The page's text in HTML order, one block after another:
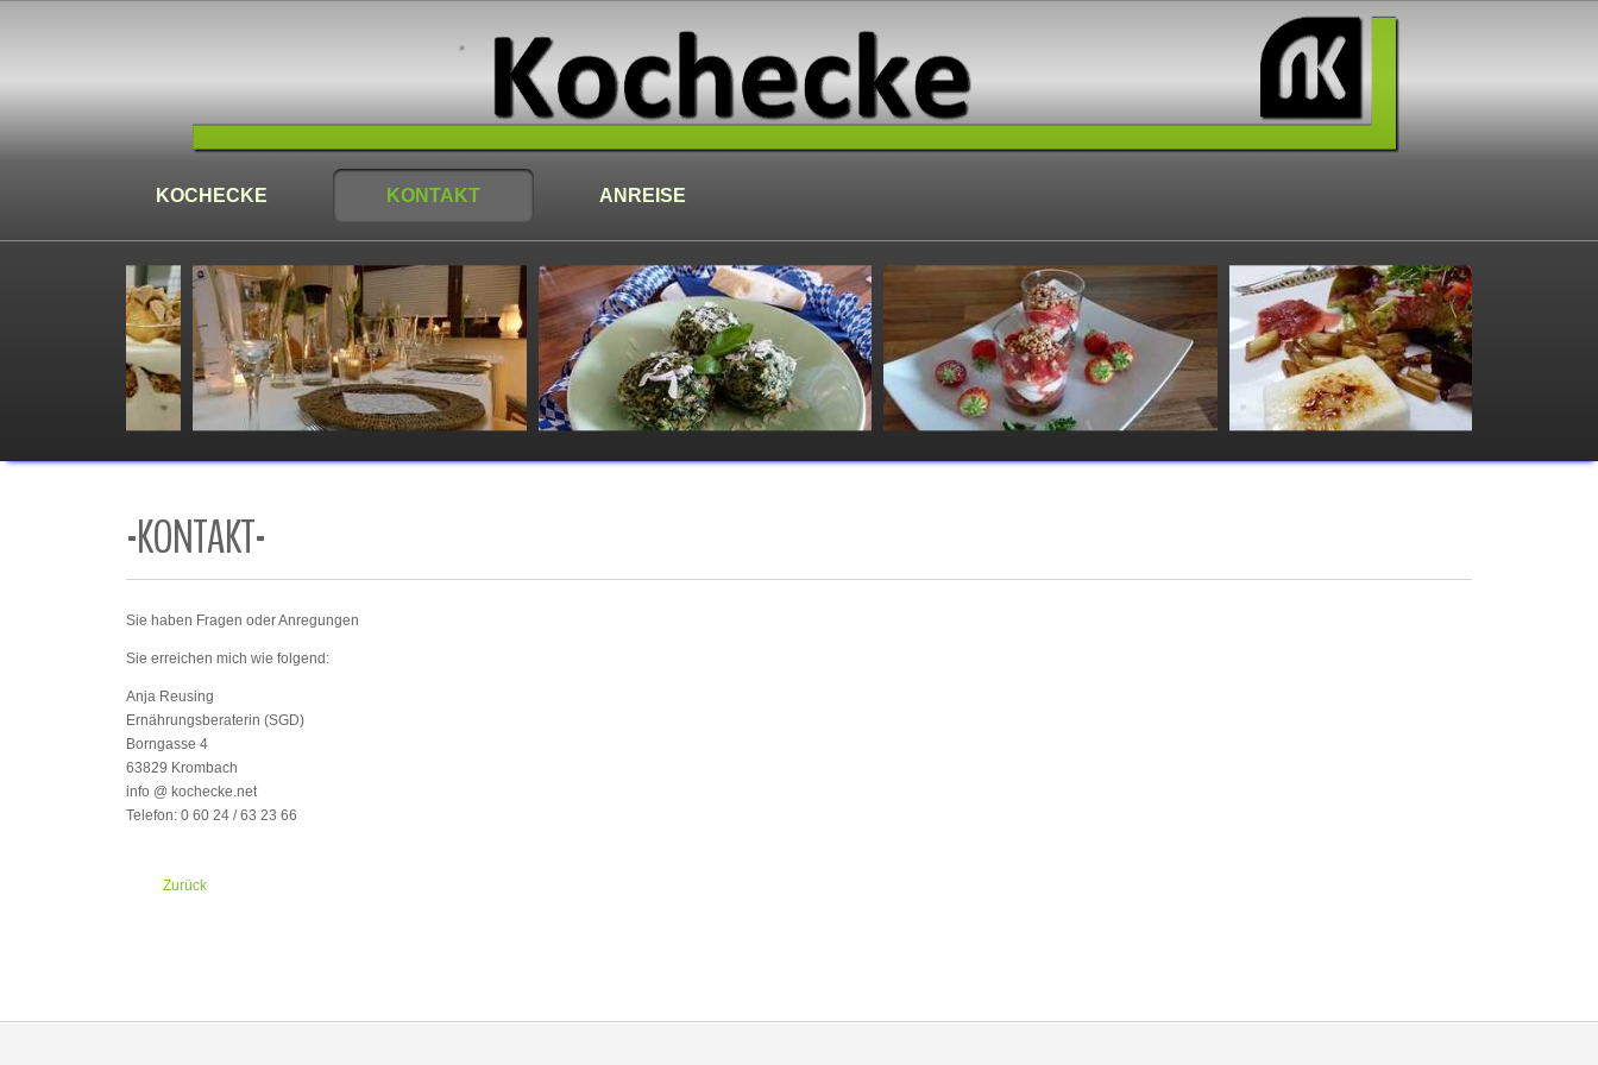
KOCHECKE KONTAKT ANREISE
-KONTAKT-
Sie haben Fragen oder Anregungen
Sie erreichen mich wie folgend:
Anja Reusing
Ernährungsberaterin (SGD)
Borngasse 4
63829 Krombach
info @ kochecke.net
Telefon: 0 60 24 / 63 23 66
Zurück